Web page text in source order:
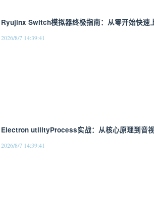
Ryujinx Switch模拟器终极指南：从零开始快速
2026/8/7 14:39:41
Electron utilityProcess实战：从核心原理到音
2026/8/7 14:39:41